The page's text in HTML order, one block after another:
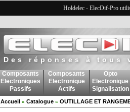
Holdelec - ElecDif-Pro
Des réponses à tous
Composants
Electroniques
Passifs
Composants
Electronique
Actifs
Opto
Electronique
Signalisation
Accueil » Catalogue » OUTILLAGE ET